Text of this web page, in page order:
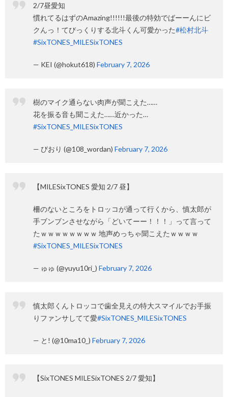
2/7昼愛知
慣れてるはずのAmazing!!!!!!最後の特効でばーーんにビ
クんっ！てびっくりする北斗くん可愛かった#松村北斗
#SixTONES_MILESixTONES
— KEI (@hokut618) February 7, 2026
樹のマイク通らない肉声が聞こえた……
花を振る音も聞こえた……近かった…
#SixTONES_MILESixTONES
— びおり (@108_wordan) February 7, 2026
【MILESixTONES 愛知 2/7 昼】
柵のないところをトロッコが通って行くから、慎太郎が
手ブンブンさせながら「どいてーー！！！」って言って
たｗｗｗｗｗｗｗｗ 地声めっちゃ聞こえたｗｗｗｗ
#SixTONES_MILESixTONES
— ゅゅ (@yuyu10ri_) February 7, 2026
慎太郎くんトロッコで歯全見えの特大スマイルでお手振
りファンサしてて愛#SixTONES_MILESixTONES
— と! (@10ma10_) February 7, 2026
【SixTONES MILESixTONES 2/7 愛知】